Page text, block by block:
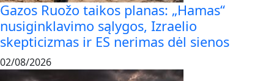
Gazos Ruožo taikos planas: „Hamas“
nusiginklavimo sąlygos, Izraelio
skepticizmas ir ES nerimas dėl sienos
02/08/2026